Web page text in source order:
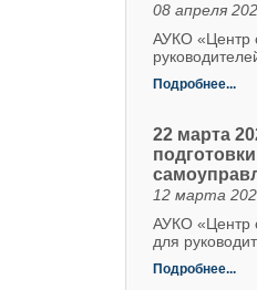
08 апреля
АУКО «Центр
Подробнее...
22 марта
12 марта
АУКО «Центр
для
Подробнее...